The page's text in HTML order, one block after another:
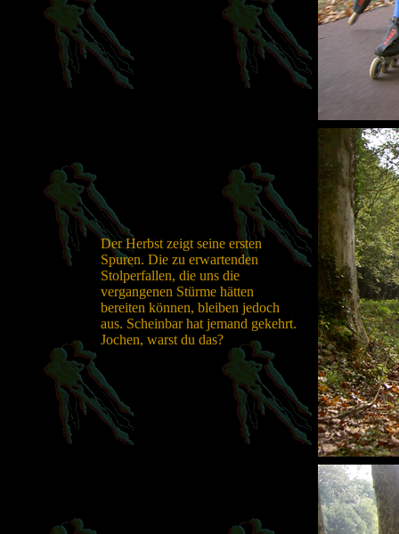
Der Herbst zeigt seine ersten
Spuren. Die zu erwartenden
Stolperfallen, die uns die
vergangenen Stürme hätten
bereiten können, bleiben jedoch
aus. Scheinbar hat jemand gekehrt.
Jochen, warst du das?